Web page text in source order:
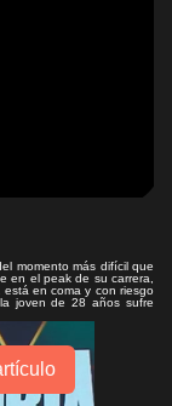
momento más difícil que
en el peak de su carrera,
en coma y con riesgo
joven de 28 años sufre